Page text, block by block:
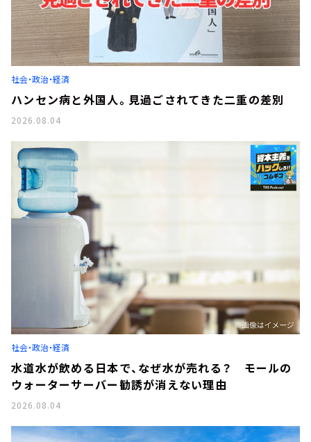
社会・政治・経済
ハンセン病と外国人。見過ごされてきた二重の差別
2026.08.04
社会・政治・経済
水道水が飲める日本で、なぜ水が売れる？ モールの
ウォーターサーバー勧誘が消えない理由
2026.08.04